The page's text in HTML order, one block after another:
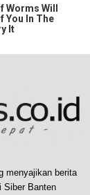
Worms Will
You In The
It
menyajikan berita
Siber Banten